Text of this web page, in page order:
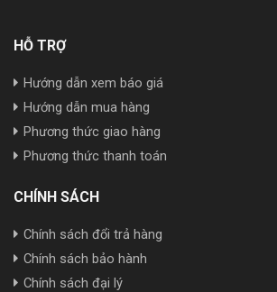
HỖ TRỢ
Hướng dẫn xem báo giá
Hướng dẫn mua hàng
Phương thức giao hàng
Phương thức thanh toán
CHÍNH SÁCH
Chính sách đổi trả hàng
Chính sách bảo hành
Chính sách đại lý